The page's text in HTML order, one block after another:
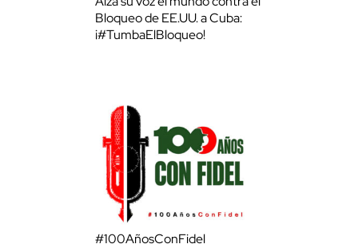
Bloqueo de EE.UU. a Cuba:
¡#TumbaElBloqueo!
#100AñosConFidel